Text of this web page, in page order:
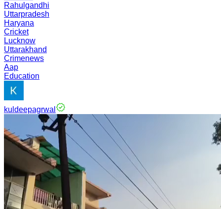
Rahulgandhi
Uttarpradesh
Haryana
Cricket
Lucknow
Uttarakhand
Crimenews
Aap
Education
kuldeepagrwal